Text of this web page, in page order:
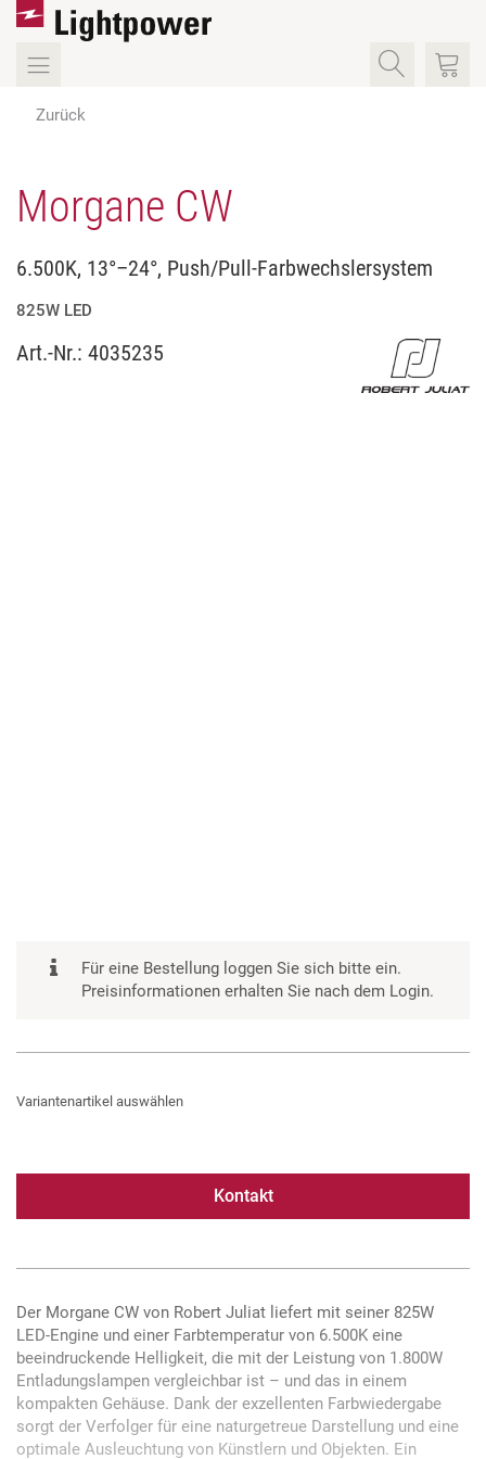
Zurück
Morgane CW
6.500K, 13°–24°, Push/Pull-Farbwechslersystem
825W LED
Art.-Nr.: 4035235
Für eine Bestellung loggen Sie sich bitte ein.
Preisinformationen erhalten Sie nach dem Login.
Variantenartikel auswählen
Kontakt
Der Morgane CW von Robert Juliat liefert mit seiner 825W
LED-Engine und einer Farbtemperatur von 6.500K eine
beeindruckende Helligkeit, die mit der Leistung von 1.800W
Entladungslampen vergleichbar ist – und das in einem
kompakten Gehäuse. Dank der exzellenten Farbwiedergabe
sorgt der Verfolger für eine naturgetreue Darstellung und eine
optimale Ausleuchtung von Künstlern und Objekten. Ein